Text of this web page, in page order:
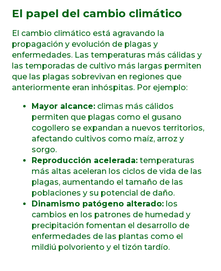
El papel del cambio climático
El cambio climático está agravando la
propagación y evolución de plagas y
enfermedades. Las temperaturas más cálidas y
las temporadas de cultivo más largas permiten
que las plagas sobrevivan en regiones que
anteriormente eran inhóspitas. Por ejemplo:
Mayor alcance: climas más cálidos
permiten que plagas como el gusano
cogollero se expandan a nuevos territorios,
afectando cultivos como maíz, arroz y
sorgo.
Reproducción acelerada: temperaturas
más altas aceleran los ciclos de vida de las
plagas, aumentando el tamaño de las
poblaciones y su potencial de daño.
Dinamismo patógeno alterado: los
cambios en los patrones de humedad y
precipitación fomentan el desarrollo de
enfermedades de las plantas como el
mildiú polvoriento y el tizón tardío.